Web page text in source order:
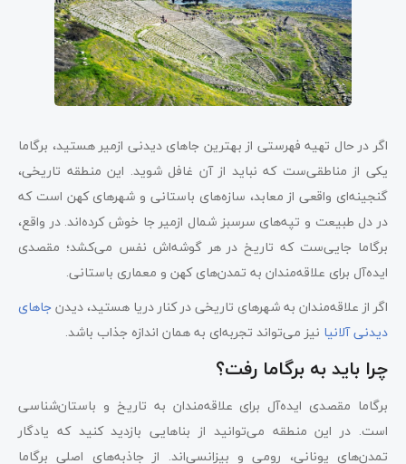
اگر در حال تهیه فهرستی از بهترین جاهای دیدنی ازمیر هستید، برگاما
یکی از مناطقی‌ست که نباید از آن غافل شوید. این منطقه تاریخی،
گنجینه‌ای واقعی از معابد، سازه‌های باستانی و شهرهای کهن است که
در دل طبیعت و تپه‌های سرسبز شمال ازمیر جا خوش کرده‌اند. در واقع،
برگاما جایی‌ست که تاریخ در هر گوشه‌اش نفس می‌کشد؛ مقصدی
ایده‌آل برای علاقه‌مندان به تمدن‌های کهن و معماری باستانی.
اگر از علاقه‌مندان به شهرهای تاریخی در کنار دریا هستید، دیدن جاهای
دیدنی آلانیا نیز می‌تواند تجربه‌ای به همان اندازه جذاب باشد.
چرا باید به برگاما رفت؟
برگاما مقصدی ایده‌آل برای علاقه‌مندان به تاریخ و باستان‌شناسی
است. در این منطقه می‌توانید از بناهایی بازدید کنید که یادگار
تمدن‌های یونانی، رومی و بیزانسی‌اند. از جاذبه‌های اصلی برگاما